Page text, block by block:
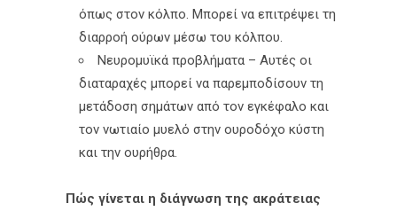
όπως στον κόλπο. Μπορεί να επιτρέψει τη
διαρροή ούρων μέσω του κόλπου.
Νευρομυϊκά προβλήματα – Αυτές οι
διαταραχές μπορεί να παρεμποδίσουν τη
μετάδοση σημάτων από τον εγκέφαλο και
τον νωτιαίο μυελό στην ουροδόχο κύστη
και την ουρήθρα.
Πώς γίνεται η διάγνωση της ακράτειας